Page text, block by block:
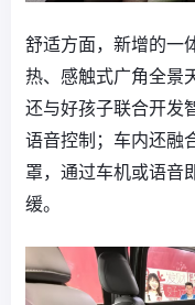
舒适方面，新增的一
热、感触式广角全景
还与好孩子联合开发
语音控制；车内还融
罩，通过车机或语音
缓。